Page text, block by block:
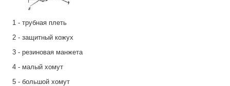
1 - трубная плеть
2 - защитный кожух
3 - резиновая манжета
4 - малый хомут
5 - большой хомут